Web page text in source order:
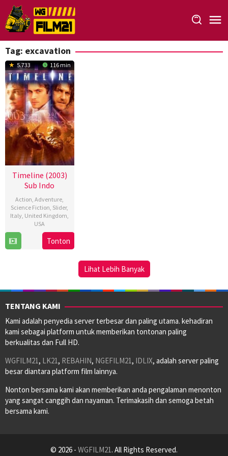
Loncat
ke
konten
Tag: excavation
5.733 116 min
Timeline (2003)
Sub Indo
Action ,Adventure
Science Fiction Slider,
Italy United Kingdom
USA
Nov
Richard
Donner
Tonton
Lihat Lebih Banyak
TENTANG KAMI
Kami adalah penyedia server terbesar dan paling utama. kehadiran
kami sebagai platform untuk memberikan tontonan paling
berkualitas dan Full HD.
WGFILM21, LK21, REBAHIN, NGEFILM21, IDLIX, adalah server paling
besar diantara platform film lainnya.
Nonton bersama kami akan memberikan anda pengalaman menonton
yang sangat canggih dan nayaman. Terimakasih dan semoga betah
bersama kami.
© 2026 - WGFILM21. All Rights Reserved.